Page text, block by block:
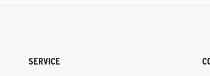
SERVICE